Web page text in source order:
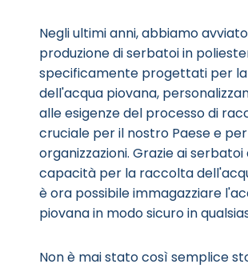
Negli ultimi anni, abbiamo
produzione di serbatoi in
specificamente progettati per
dell'acqua piovana,
alle esigenze del processo di
cruciale per il nostro Paese e
organizzazioni. Grazie ai
capacità per la raccolta
è ora possibile immagazziare
piovana in modo sicuro in
Non è mai stato così semplice